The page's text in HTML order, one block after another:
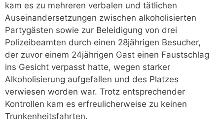
kam es zu mehreren verbalen und tätlichen
Auseinandersetzungen zwischen alkoholisierten
Partygästen sowie zur Beleidigung von drei
Polizeibeamten durch einen 28jährigen Besucher,
der zuvor einem 24jährigen Gast einen Faustschlag
ins Gesicht verpasst hatte, wegen starker
Alkoholisierung aufgefallen und des Platzes
verwiesen worden war. Trotz entsprechender
Kontrollen kam es erfreulicherweise zu keinen
Trunkenheitsfahrten.